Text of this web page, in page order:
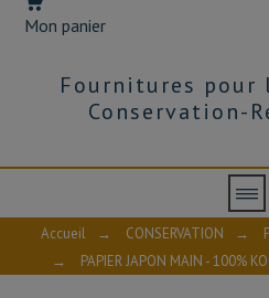
Mon panier
Fournitures pour
Conservation-
Accueil → CONSERVATION →
→
PAPIER JAPON MAIN - 100%